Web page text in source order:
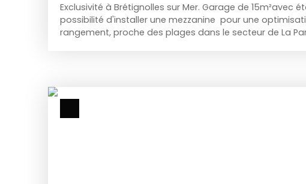
Exclusivité à Brétignolles sur Mer. Garage de 15m²avec
possibilité d'installer une mezzanine pour une
rangement, proche des plages dans le secteur de La